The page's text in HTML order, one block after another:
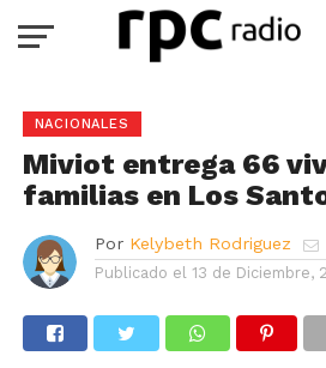
NACIONALES
Miviot entrega 66
familias en Los
Por Kelybeth Rodriguez
Publicado el 13 de Diciembre,